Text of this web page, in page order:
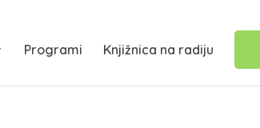
Programi Knjižnica na radiju